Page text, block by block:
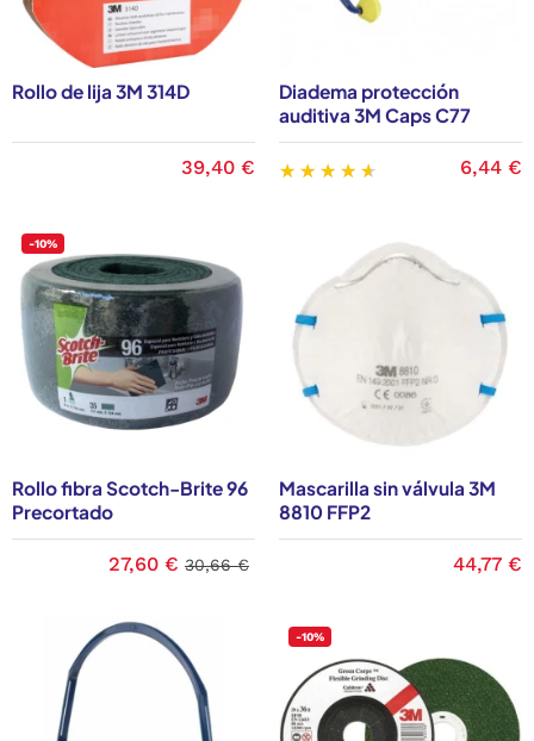
Rollo de lija 3M 314D
39,40 €
Diadema protección
auditiva 3M Caps C77
6,44 €
-10%
Rollo fibra Scotch-Brite 96
Precortado
27,60 € 30,66 €
Mascarilla sin válvula 3M
8810 FFP2
44,77 €
-10%